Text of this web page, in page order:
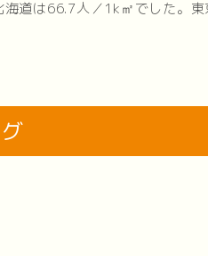
道は66.7人／1k㎡でした。